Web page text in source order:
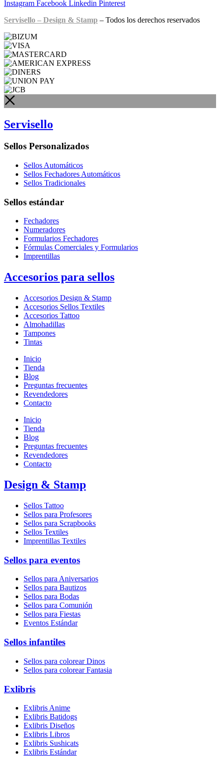
Instagram Facebook Linkedin Pinterest
Servisello – Design & Stamp – Todos los derechos reservados
Servisello
Sellos Personalizados
Sellos Automáticos
Sellos Fechadores Automáticos
Sellos Tradicionales
Sellos estándar
Fechadores
Numeradores
Formularios Fechadores
Fórmulas Comerciales y Formularios
Imprentillas
Accesorios para sellos
Accesorios Design & Stamp
Accesorios Sellos Textiles
Accesorios Tattoo
Almohadillas
Tampones
Tintas
Inicio
Tienda
Blog
Preguntas frecuentes
Revendedores
Contacto
Inicio
Tienda
Blog
Preguntas frecuentes
Revendedores
Contacto
Design & Stamp
Sellos Tattoo
Sellos para Profesores
Sellos para Scrapbooks
Sellos Textiles
Imprentillas Textiles
Sellos para eventos
Sellos para Aniversarios
Sellos para Bautizos
Sellos para Bodas
Sellos para Comunión
Sellos para Fiestas
Eventos Estándar
Sellos infantiles
Sellos para colorear Dinos
Sellos para colorear Fantasia
Exlibris
Exlibris Anime
Exlibris Batidogs
Exlibris Diseños
Exlibris Libros
Exlibris Sushicats
Exlibris Estándar